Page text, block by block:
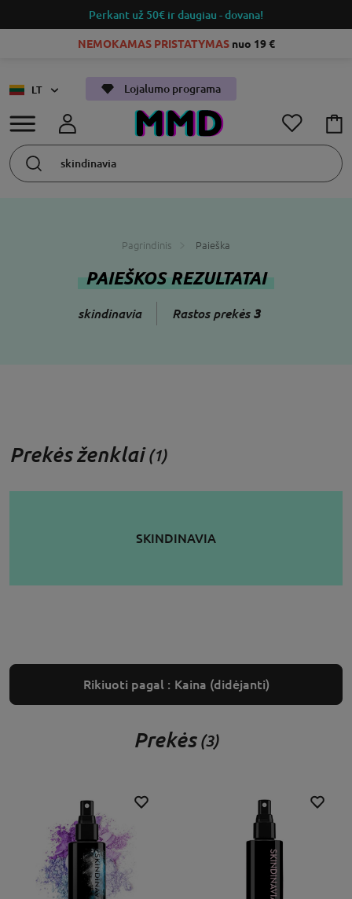
Perkant už 50€ ir daugiau - dovana!
NEMOKAMAS PRISTATYMAS nuo 19 €
Lojalumo programa
LT
Pagrindinis Paieška
PAIEŠKOS REZULTATAI
skindinavia Rastos prekės 3
Prekės ženklai(1)
SKINDINAVIA
Prekės(3)
Rikiuoti pagal : Kaina (didėjanti)